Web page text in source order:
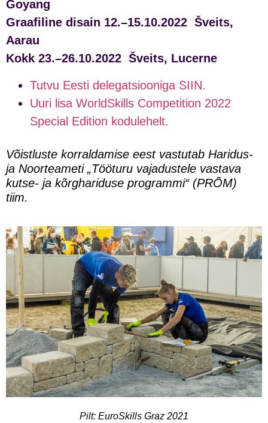
Goyang
Graafiline disain 12.–15.10.2022 Šveits,
Aarau
Kokk 23.–26.10.2022 Šveits, Lucerne
Tutvu Eesti delegatsiooniga SIIN.
Uuri lisa WorldSkills Competition 2022
Special Edition kodulehelt.
Võistluste korraldamise eest vastutab Haridus-
ja Noorteameti „Tööturu vajadustele vastava
kutse- ja kõrghariduse programmi“ (PRÕM)
tiim.
Pilt: EuroSkills Graz 2021